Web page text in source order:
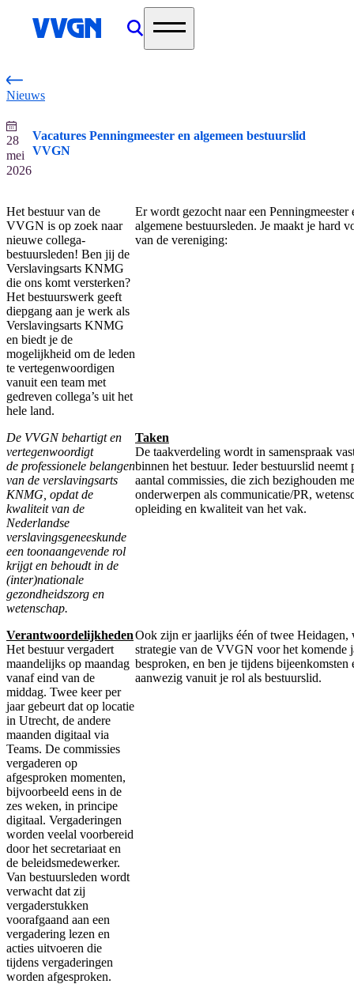
home
Nieuws
28
mei
2026
Vacatures Penningmeester en algemeen bestuurslid
VVGN
Het bestuur van de
VVGN is op zoek naar
nieuwe collega-
bestuursleden! Ben jij de
Verslavingsarts KNMG
die ons komt versterken?
Het bestuurswerk geeft
diepgang aan je werk als
Verslavingsarts KNMG
en biedt je de
mogelijkheid om de leden
te vertegenwoordigen
vanuit een team met
gedreven collega’s uit het
hele land.
Er wordt gezocht naar een Penningmeester
algemene bestuursleden. Je maakt je hard
van de vereniging:
De VVGN behartigt en
vertegenwoordigt
de professionele belangen
van de verslavingsarts
KNMG, opdat de
kwaliteit van de
Nederlandse
verslavingsgeneeskunde
een toonaangevende rol
krijgt en behoudt in de
(inter)nationale
gezondheidszorg en
wetenschap.
Taken
De taakverdeling wordt in samenspraak
binnen het bestuur. Ieder bestuurslid neemt
aantal commissies, die zich bezighouden
onderwerpen als communicatie/PR,
opleiding en kwaliteit van het vak.
Verantwoordelijkheden
Het bestuur vergadert
maandelijks op maandag
vanaf eind van de
middag. Twee keer per
jaar gebeurt dat op locatie
in Utrecht, de andere
maanden digitaal via
Teams. De commissies
vergaderen op
afgesproken momenten,
bijvoorbeeld eens in de
zes weken, in principe
digitaal. Vergaderingen
worden veelal voorbereid
door het secretariaat en
de beleidsmedewerker.
Van bestuursleden wordt
verwacht dat zij
vergaderstukken
voorafgaand aan een
vergadering lezen en
acties uitvoeren die
tijdens vergaderingen
worden afgesproken.
Ook zijn er jaarlijks één of twee Heidagen,
strategie van de VVGN voor het komende
besproken, en ben je tijdens bijeenkomsten
aanwezig vanuit je rol als bestuurslid.